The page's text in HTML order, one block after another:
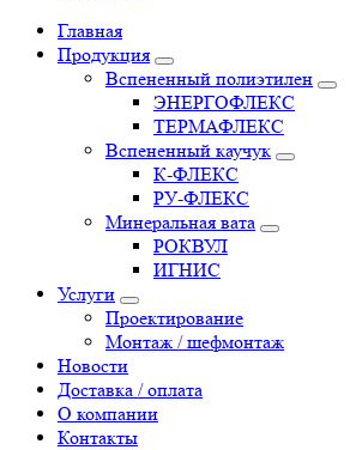
Главная
Продукция
Вспененный полиэтилен
ЭНЕРГОФЛЕКС
ТЕРМАФЛЕКС
Вспененный каучук
К-ФЛЕКС
РУ-ФЛЕКС
Минеральная вата
РОКВУЛ
ИГНИС
Услуги
Проектирование
Монтаж / шефмонтаж
Новости
Доставка / оплата
О компании
Контакты